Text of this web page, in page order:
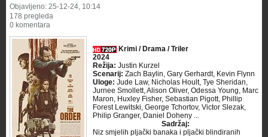
Objavljeno: 25-12-24, 10:14
178 pregleda
0 komentara
Krimi / Drama / Triler
2024
Režija: Justin Kurzel
Scenarij: Zach Baylin, Gary Gerhardt, Kevin Flynn
Uloge: Jude Law, Nicholas Hoult, Tye Sheridan,
Jurnee Smollett, Alison Oliver, Odessa Young, Marc
Maron, Huxley Fisher, Sebastian Pigott, Phillip
Forest Lewitski, George Tchortov, Victor Slezak,
Philip Granger, Daniel Doheny ...
Sadržaj:
Niz smjelih pljački banaka i pljački blindiranih